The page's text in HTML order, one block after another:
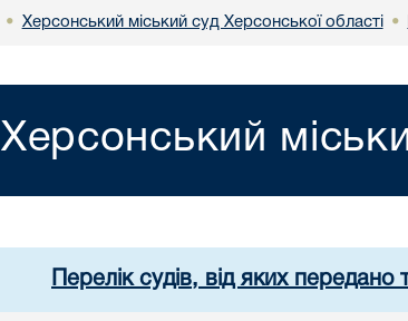
• Херсонський міський суд Херсонської області •
Херсонський
Перелік судів, від яких передано